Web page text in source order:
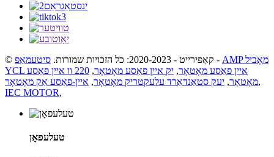
© קאַפּירייט - 2020-2023: כל הזכויות שמורות. סיטעמאַפּ -
AMP מאָביל
YCL איין פאַסע מאָטאָר, יק איין פאַסע מאָטאָר,
220 וו איין פאַסע
מאָטאָר, יעק סטאַנדאַרד עלעקטריק מאָטאָר, איין-פאַסע אַק מאָטאָר
,
IEC MOTOR,
טעלעפאָן